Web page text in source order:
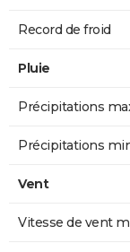
Record de froid
Pluie
Précipitations
Précipitations
Vent
Vitesse de vent